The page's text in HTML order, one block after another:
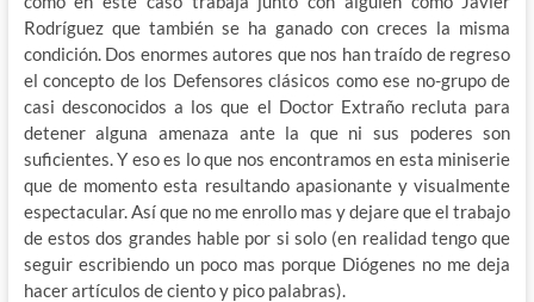
Rodríguez que también se ha ganado con creces la misma
condición. Dos enormes autores que nos han traído de regreso
el concepto de los Defensores clásicos como ese no-grupo de
casi desconocidos a los que el Doctor Extraño recluta para
detener alguna amenaza ante la que ni sus poderes son
suficientes. Y eso es lo que nos encontramos en esta miniserie
que de momento esta resultando apasionante y visualmente
espectacular. Así que no me enrollo mas y dejare que el trabajo
de estos dos grandes hable por si solo (en realidad tengo que
seguir escribiendo un poco mas porque Diógenes no me deja
hacer artículos de ciento y pico palabras).